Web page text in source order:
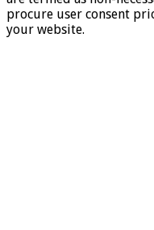
procure user consent
your website.